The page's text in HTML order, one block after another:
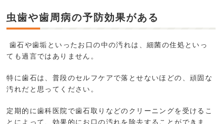
虫歯や歯周病の予防効果がある
歯石や歯垢といったお口の中の汚れは、細菌の住処といっ
ても過言ではありません。
特に歯石は、普段のセルフケアで落とせないほどの、頑固な
汚れだと思ってください。
定期的に歯科医院で歯石取りなどのクリーニングを受けるこ
とによって、効果的にお口の汚れを除去することができま